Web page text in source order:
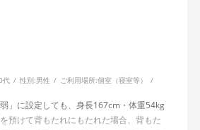
代 性別:男性 ご利用場所:個室（寝室等）
」に設定しても、身長167cm・体重54kg
預けて背もたれにもたれた場合、背もた